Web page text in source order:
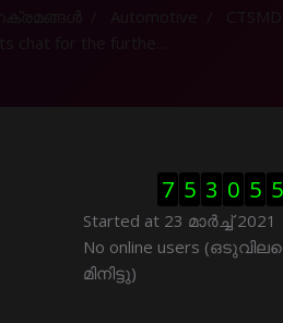
Skip Visitor Counter
7 5 3 0 5 5
Started at 23 മാര്‍ച്ച് 2021
Skip ഓണ്‍ലയിന്‍
No online users
മിനിട്ടു)